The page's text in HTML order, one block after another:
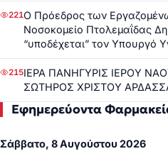
221Ο Πρόεδρος των
Νοσοκομείο Πτολεμαΐδας
“υποδέχεται” τον Υπουργό
215ΙΕΡΑ ΠΑΝΗΓΥΡΙΣ ΙΕΡΟΥ
ΣΩΤΗΡΟΣ ΧΡΙΣΤΟΥ
Εφημερεύοντα
Σάββατο, 8 Αυγούστου 2026